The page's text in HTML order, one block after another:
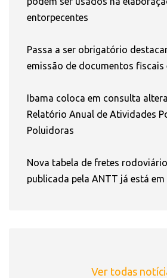
entorpecentes
Passa a ser obrigatório destacar
emissão de documentos fiscais
Ibama coloca em consulta
Relatório Anual de Atividades
Poluidoras
Nova tabela de fretes
publicada pela ANTT já está
Ver todas